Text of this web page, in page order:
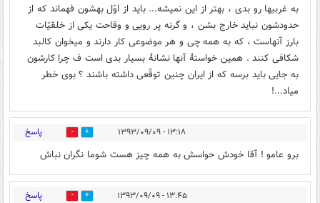
به غربیها رو بدی ، بهتر از این نمیشه... باید از اوّل بهشون فهماند که از
حدودشون نباید خارج بشن ، و گرنه پر رویی و وقاحت یکی از خلقیّات
بارز آنهاست ، که به همه چی و هر موضوعی کار دارند و میخوان کالبد
شکافی کنند . همین خواستۀ آنها نشانۀ بسیار بدی است ف چرا کارشون
به جایی باید برسه که از ایران چنین توقّعی داشته باشند ؟ بوی خطر
میاد...!
۱۳:۱۸ - ۱۳۹۳/۰۹/۰۹ 0 پاسخ
برو عامو ! آقا خودش حواسش به همه چیز هست شوما نگران نباش
۱۳:۴۵ - ۱۳۹۳/۰۹/۰۹ 0 پاسخ